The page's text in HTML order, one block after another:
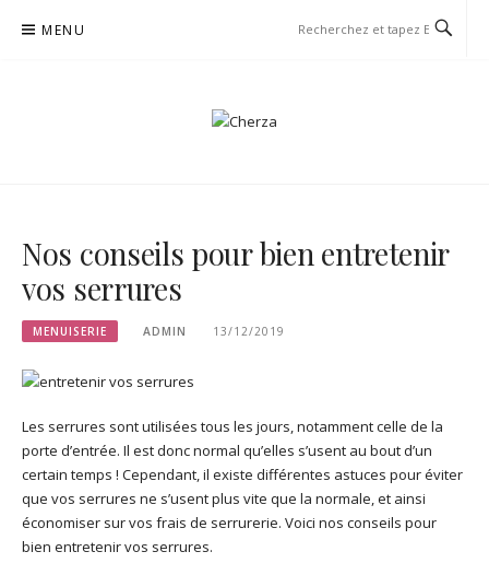
MENU
Nos conseils pour bien entretenir
vos serrures
MENUISERIE ADMIN 13/12/2019
Les serrures sont utilisées tous les jours, notamment celle de la
porte d’entrée. Il est donc normal qu’elles s’usent au bout d’un
certain temps ! Cependant, il existe différentes astuces pour éviter
que vos serrures ne s’usent plus vite que la normale, et ainsi
économiser sur vos frais de serrurerie. Voici nos conseils pour
bien entretenir vos serrures.